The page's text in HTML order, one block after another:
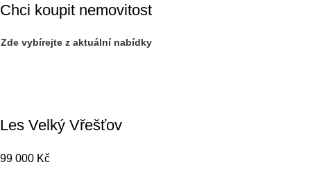
Chci koupit nemovitost
Zde vybírejte z aktuální nabídky
Les Velký Vřešťov
99 000 Kč